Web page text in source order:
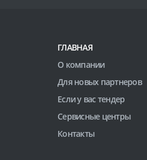
ГЛАВНАЯ
О компании
Для новых партнеров
Если у вас тендер
Сервисные центры
Контакты